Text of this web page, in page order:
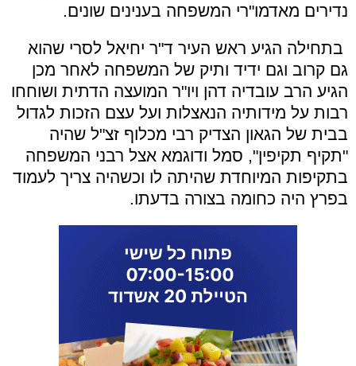
נדירים מאדמו"רי המשפחה בענינים שונים.
בתחילה הגיע ראש העיר ד"ר יחיאל לסרי שהוא
גם קרוב וגם ידיד ותיק של המשפחה לאחר מכן
הגיע הרב עובדיה דהן ויו"ר המועצה הדתית ושוחחו
רבות על מידותיה הנאצלות ועל עצם הזכות לגדול
בבית של הגאון הצדיק רבי מכלוף זצ"ל שהיה
"תקיף תקיפין", סמל ודוגמא אצל רבני המשפחה
בתקיפות המיוחדת שהיתה לו וכשהיה צריך לעמוד
בפרץ היה כחומה בצורה בדעתו.